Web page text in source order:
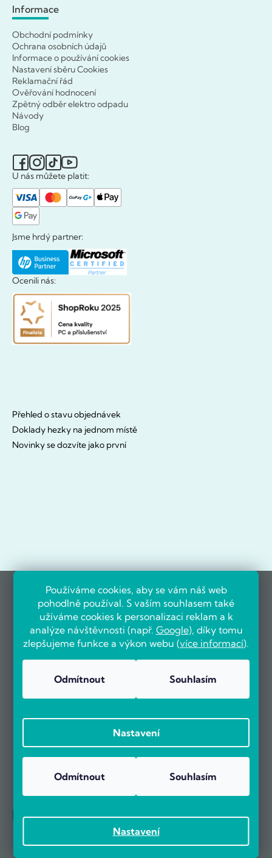
Používáme cookies, aby se vám náš web
pohodlně používal. S vaším souhlasem také
užíváme cookies k personalizaci reklam a k
analýze návštěvnosti (např. Google), díky tomu
zlepšujeme funkce a výkon webu (více informací).
Nastavení
Odmítnout Souhlasím
Nastavení
Odmítnout Souhlasím
Informace
Obchodní podmínky
Ochrana osobních údajů
Informace o používání cookies
Nastavení sběru Cookies
Reklamační řád
Ověřování hodnocení
Zpětný odběr elektro odpadu
Návody
Blog
U nás můžete platit:
Jsme hrdý partner:
Ocenili nás:
Přehled o stavu objednávek
Doklady hezky na jednom místě
Novinky se dozvíte jako první
OVĚŘENO ZÁKAZNÍKY
Už více než 5000 zákazníků nás doporučuje na základě recenzí
na portálu Heureka.cz.
Zobrazit více než 5000 recenzí na Heureka.cz
Reference firem